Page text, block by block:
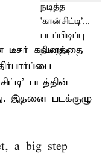
டீசர் கவனத்தை
படத்தின்
இதனை படக்குழு
a big step